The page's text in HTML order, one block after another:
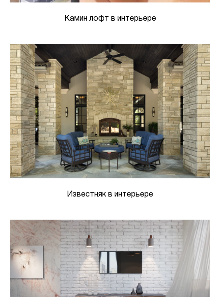
Камин лофт в интерьере
Известняк в интерьере